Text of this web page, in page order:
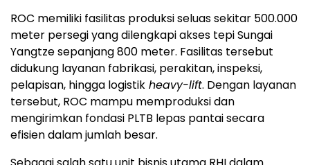
ROC memiliki fasilitas produksi seluas sekitar 500.000
meter persegi yang dilengkapi akses tepi Sungai
Yangtze sepanjang 800 meter. Fasilitas tersebut
didukung layanan fabrikasi, perakitan, inspeksi,
pelapisan, hingga logistik heavy-lift. Dengan layanan
tersebut, ROC mampu memproduksi dan
mengirimkan fondasi PLTB lepas pantai secara
efisien dalam jumlah besar.